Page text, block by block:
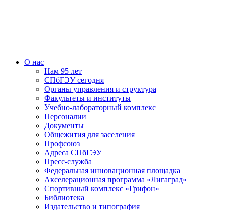
О нас
Нам 95 лет
СПбГЭУ сегодня
Органы управления и структура
Факультеты и институты
Учебно-лабораторный комплекс
Персоналии
Документы
Общежития для заселения
Профсоюз
Адреса СПбГЭУ
Пресс-служба
Федеральная инновационная площадка
Акселерационная программа «Лигаград»­­
Спортивный комплекс «Грифон»
Библиотека
Издательство и типография